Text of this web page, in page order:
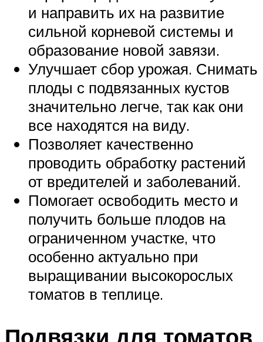
и направить их на развитие
сильной корневой системы и
образование новой завязи.
Улучшает сбор урожая. Снимать
плоды с подвязанных кустов
значительно легче, так как они
все находятся на виду.
Позволяет качественно
проводить обработку растений
от вредителей и заболеваний.
Помогает освободить место и
получить больше плодов на
ограниченном участке, что
особенно актуально при
выращивании высокорослых
томатов в теплице.